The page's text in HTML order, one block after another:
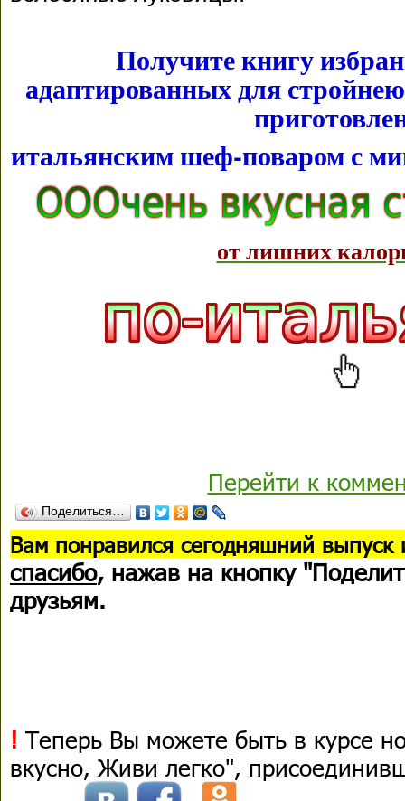
Получите книгу
адаптированных для
итальянским шеф-поваром с
от лишних
Перейти к
Поделиться…
Вам понравился сегодняшний выпуск
спасибо, нажав на кнопку
друзьям.
! Теперь Вы можете быть в курсе
вкусно, Живи легко",